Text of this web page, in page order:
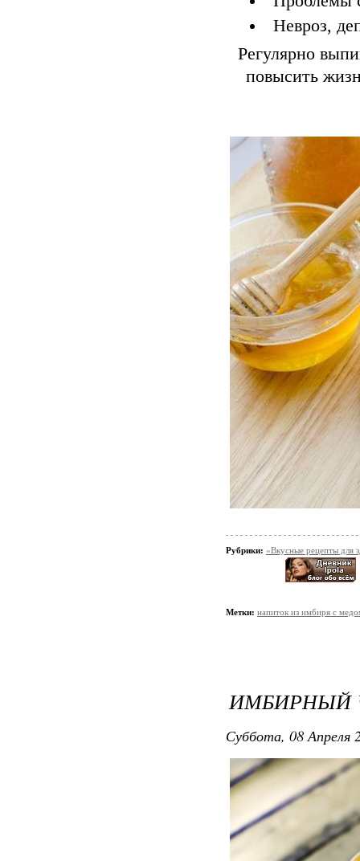
Невроз,
Регулярно
повысить
Рубрики: «Вкусные рецепты для
Метки: напиток из имбиря с
ИМБИРНЫЙ
Суббота, 08 Апреля